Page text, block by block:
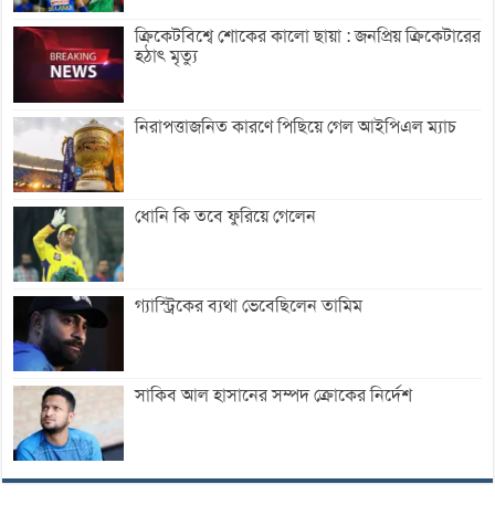
ক্রিকেটবিশ্বে শোকের কালো ছায়া : জনপ্রিয় ক্রিকেটারের
হঠাৎ মৃত্যু
নিরাপত্তাজনিত কারণে পিছিয়ে গেল আইপিএল ম্যাচ
ধোনি কি তবে ফুরিয়ে গেলেন
গ্যাস্ট্রিকের ব্যথা ভেবেছিলেন তামিম
সাকিব আল হাসানের সম্পদ ক্রোকের নির্দেশ